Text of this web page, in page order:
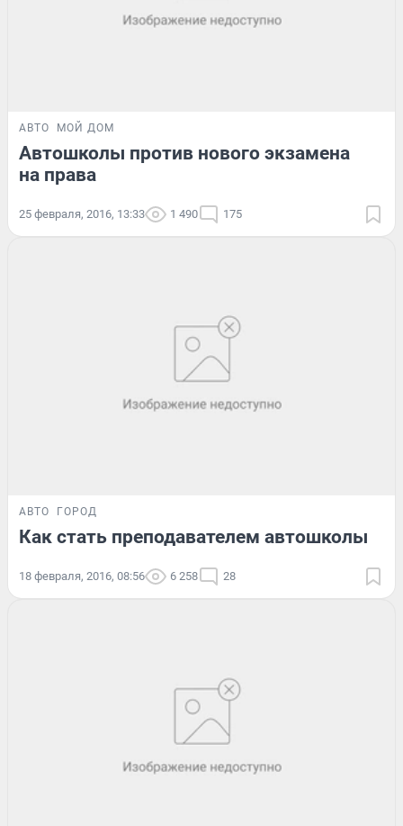
АВТО МОЙ ДОМ
Автошколы против нового экзамена
на права
25 февраля, 2016, 13:33 1 490 175
АВТО ГОРОД
Как стать преподавателем автошколы
18 февраля, 2016, 08:56 6 258 28